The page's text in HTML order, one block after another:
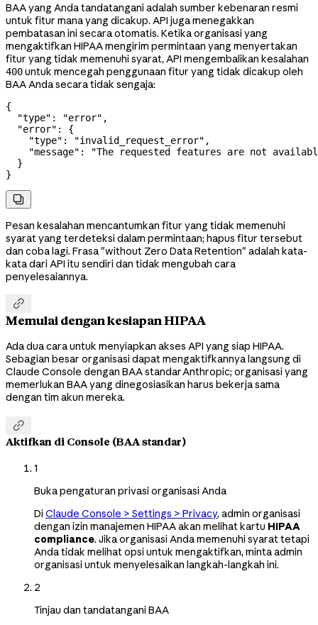
BAA yang Anda tandatangani adalah sumber kebenaran resmi
untuk fitur mana yang dicakup. API juga menegakkan
pembatasan ini secara otomatis. Ketika organisasi yang
mengaktifkan HIPAA mengirim permintaan yang menyertakan
fitur yang tidak memenuhi syarat, API mengembalikan kesalahan
400untuk mencegah penggunaan fitur yang tidak dicakup oleh
BAA Anda secara tidak sengaja:
{
  "type"
: "error" ,
  "error"
: {
    "type"
: "invalid_request_error" ,
    "message"
:
"The requested features are not
  }
}

Pesan kesalahan mencantumkan fitur yang tidak memenuhi
syarat yang terdeteksi dalam permintaan; hapus fitur tersebut
dan coba lagi. Frasa "without Zero Data Retention" adalah kata-
kata dari API itu sendiri dan tidak mengubah cara
penyelesaiannya.

Memulai dengan kesiapan HIPAA
Ada dua cara untuk menyiapkan akses API yang siap HIPAA.
Sebagian besar organisasi dapat mengaktifkannya langsung di
Claude Console dengan BAA standar Anthropic; organisasi yang
memerlukan BAA yang dinegosiasikan harus bekerja sama
dengan tim akun mereka.

Aktifkan di Console (BAA standar)
1
Buka pengaturan privasi organisasi Anda
Di Claude Console > Settings > Privacy, admin organisasi
dengan izin manajemen HIPAA akan melihat kartu HIPAA
compliance. Jika organisasi Anda memenuhi syarat tetapi
Anda tidak melihat opsi untuk mengaktifkan, minta admin
organisasi untuk menyelesaikan langkah-langkah ini.
2
Tinjau dan tandatangani BAA